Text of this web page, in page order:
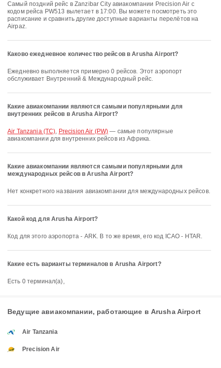
Самый поздний рейс в Zanzibar City авиакомпании Precision Air с
кодом рейса PW513 вылетает в 17:00. Вы можете посмотреть это
расписание и сравнить другие доступные варианты перелётов на
Airpaz.
Каково ежедневное количество рейсов в Arusha Airport?
Ежедневно выполняется примерно 0 рейсов. Этот аэропорт
обслуживает Внутренний & Международный рейс.
Какие авиакомпании являются самыми популярными для
внутренних рейсов в Arusha Airport?
Air Tanzania (TC), Precision Air (PW) — самые популярные
авиакомпании для внутренних рейсов из Африка.
Какие авиакомпании являются самыми популярными для
международных рейсов в Arusha Airport?
Нет конкретного названия авиакомпании для международных рейсов.
Какой код для Arusha Airport?
Код для этого аэропорта - ARK. В то же время, его код ICAO - HTAR.
Какие есть варианты терминалов в Arusha Airport?
Есть 0 терминал(а),
Ведущие авиакомпании, работающие в Arusha Airport
Air Tanzania
Precision Air